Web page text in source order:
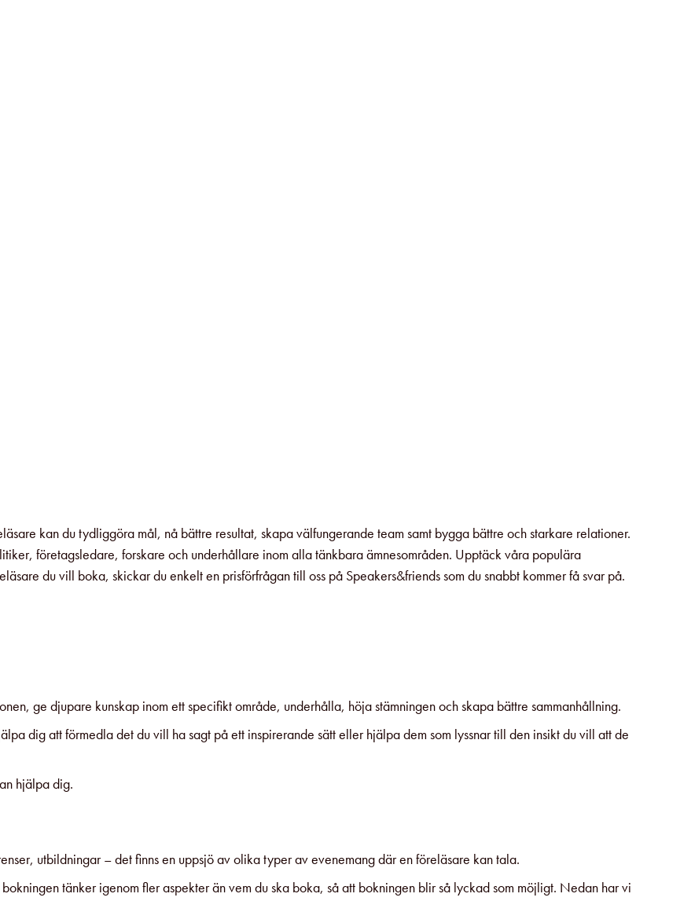
kan du tydliggöra mål, nå bättre resultat, skapa välfungerande team samt bygga bättre och starkare relationer.
företagsledare, forskare och underhållare inom alla tänkbara ämnesområden. Upptäck våra populära
du vill boka, skickar du enkelt en prisförfrågan till oss på Speakers&friends som du snabbt kommer få svar på.
ge djupare kunskap inom ett specifikt område, underhålla, höja stämningen och skapa bättre sammanhållning.
dig att förmedla det du vill ha sagt på ett inspirerande sätt eller hjälpa dem som lyssnar till den insikt du vill att de
hjälpa dig.
utbildningar – det finns en uppsjö av olika typer av evenemang där en föreläsare kan tala.
tänker igenom fler aspekter än vem du ska boka, så att bokningen blir så lyckad som möjligt. Nedan har vi